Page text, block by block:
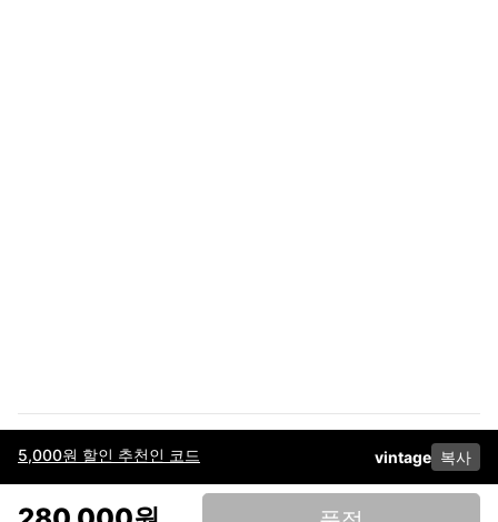
5,000원 할인 추천인 코드 vintage 복사
이용약관고객센터판매개인정보 처리방침사업자 정보다운로드